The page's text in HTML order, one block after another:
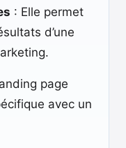
: Elle permet
d’une
page
avec un